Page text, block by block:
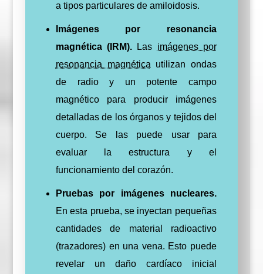
a tipos particulares de amiloidosis.
Imágenes por resonancia
magnética (IRM). Las imágenes por
resonancia magnética utilizan ondas
de radio y un potente campo
magnético para producir imágenes
detalladas de los órganos y tejidos del
cuerpo. Se las puede usar para
evaluar la estructura y el
funcionamiento del corazón.
Pruebas por imágenes nucleares.
En esta prueba, se inyectan pequeñas
cantidades de material radioactivo
(trazadores) en una vena. Esto puede
revelar un daño cardíaco inicial